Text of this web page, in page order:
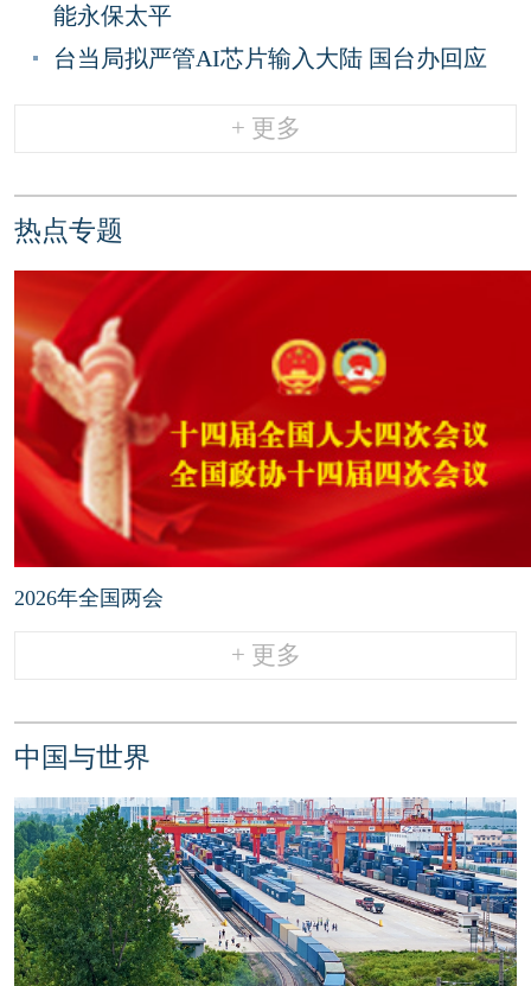
能永保太平
台当局拟严管AI芯片输入大陆 国台办回应
+ 更多
热点专题
2026年全国两会
+ 更多
中国与世界